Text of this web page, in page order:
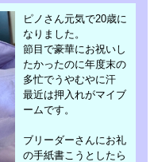
ピノさん元気で20歳に
なりました。
節目で豪華にお祝いし
たかったのに年度末の
多忙でうやむやに汗
最近は押入れがマイブ
ームです。
ブリーダーさんにお礼
の手紙書こうとしたら